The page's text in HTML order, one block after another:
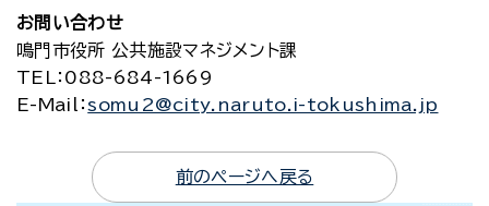
お問い合わせ
鳴門市役所 公共施設マネジメント課
TEL
：088-684-1669
E-Mail
： somu2@city.naruto.i-tokushima.jp
前のページへ戻る